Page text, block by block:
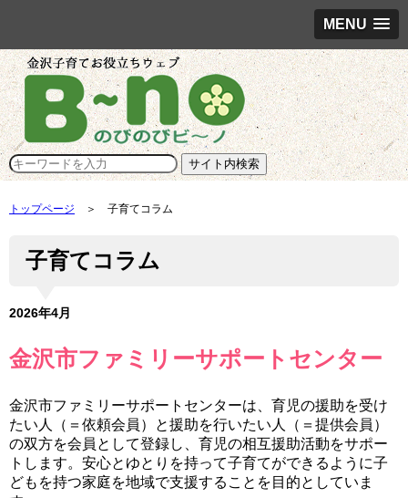
MENU
トップページ ＞ 子育てコラム
子育てコラム
2026年4月
金沢市ファミリーサポートセンター
金沢市ファミリーサポートセンターは、育児の援助を受け
たい人（＝依頼会員）と援助を行いたい人（＝提供会員）
の双方を会員として登録し、育児の相互援助活動をサポー
トします。安心とゆとりを持って子育てができるように子
どもを持つ家庭を地域で支援することを目的としていま